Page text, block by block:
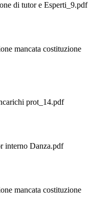
di tutor e Esperti_9.pdf
mancata costituzione
prot_14.pdf
interno Danza.pdf
mancata costituzione